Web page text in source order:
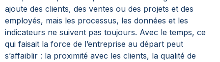
ajoute des clients, des ventes ou des projets et des
employés, mais les processus, les données et les
indicateurs ne suivent pas toujours. Avec le temps, ce
qui faisait la force de l’entreprise au départ peut
s’affaiblir : la proximité avec les clients, la qualité de